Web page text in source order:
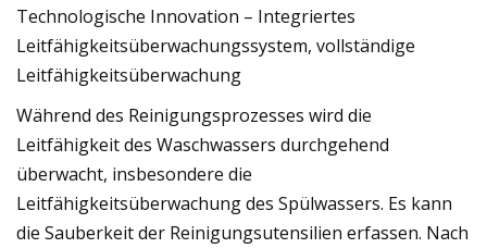
Technologische Innovation – Integriertes
Leitfähigkeitsüberwachungssystem, vollständige
Leitfähigkeitsüberwachung
Während des Reinigungsprozesses wird die
Leitfähigkeit des Waschwassers durchgehend
überwacht, insbesondere die
Leitfähigkeitsüberwachung des Spülwassers. Es kann
die Sauberkeit der Reinigungsutensilien erfassen. Nach